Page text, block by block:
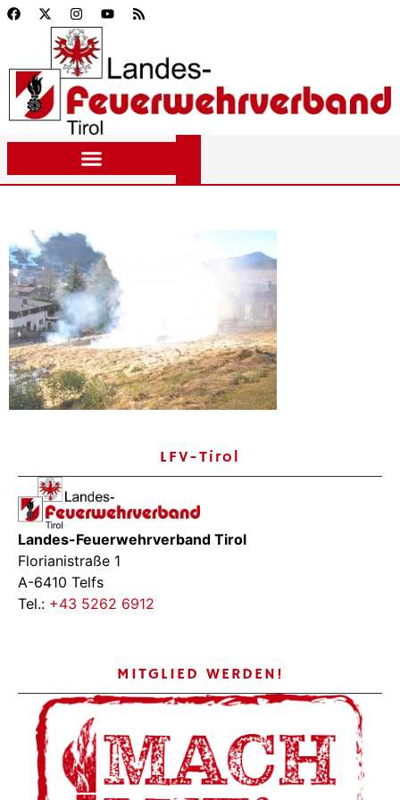
LFV-Tirol
Landes-Feuerwehrverband Tirol
Florianistraße 1
A-6410 Telfs
Tel.: +43 5262 6912
MITGLIED WERDEN!